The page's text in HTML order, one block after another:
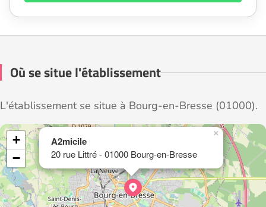
Où se situe l'établissement
L'établissement se situe à Bourg-en-Bresse (01000).
A2micile
20 rue Littré - 01000 Bourg-en-Bresse
×
+
−